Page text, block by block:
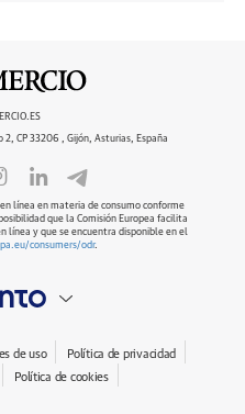
CP 33206 , Gijón, Asturias, España
línea en materia de consumo conforme
que la Comisión Europea facilita
línea y que se encuentra disponible en el
consumers/odr.
de uso
Política de privacidad
Política de cookies